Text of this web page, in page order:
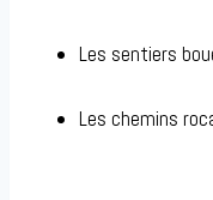
Les sentiers
Les chemins